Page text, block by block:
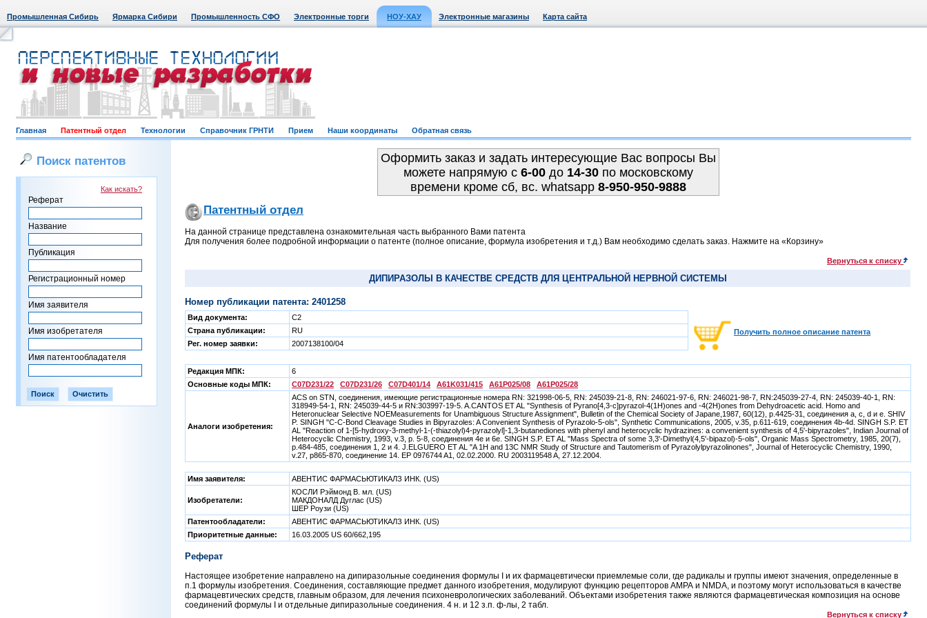
Промышленная Сибирь Ярмарка Сибири Промышленность СФО Электронные торги НОУ-ХАУ Электронные магазины Карта сайта
Главная Патентный отдел Технологии Справочник ГРНТИ Прием Наши координаты Обратная связь
Поиск патентов
Как искать?
Реферат
Название
Публикация
Регистрационный номер
Имя заявителя
Имя изобретателя
Имя патентообладателя
Оформить заказ и задать интересующие Вас вопросы Вы
можете напрямую c 6-00до 14-30по московскому
времени кроме сб, вс. whatsapp 8-950-950-9888
Патентный отдел
На данной странице представлена ознакомительная часть выбранного Вами патента
Для получения более подробной информации о патенте (полное описание, формула изобретения и т.д.) Вам необходимо сделать заказ. Нажмите на «Корзину»
Вернуться к списку
ДИПИРАЗОЛЫ В КАЧЕСТВЕ СРЕДСТВ ДЛЯ ЦЕНТРАЛЬНОЙ НЕРВНОЙ СИСТЕМЫ
Номер публикации патента: 2401258
Вид документа:
C2
Страна публикации:
RU
Рег. номер заявки:
2007138100/04
Получить полное описание патента
Редакция МПК:
6
Основные коды МПК:
C07D231/22 C07D231/26 C07D401/14 A61K031/415 A61P025/08 A61P025/28
Аналоги изобретения:
ACS on STN, соединения, имеющие регистрационные номера RN: 321998-06-5, RN: 245039-21-8, RN: 246021-97-6, RN: 246021-98-7, RN:245039-27-4, RN: 245039-40-1, RN:
318949-54-1, RN: 245039-44-5 и RN:303997-19-5. A.CANTOS ET AL "Synthesis of Pyrano[4,3-c]pyrazol-4(1H)ones and -4(2H)ones from Dehydroacetic acid. Homo and
Heteronuclear Selective NOEMeasurements for Unambiguous Structure Assignment", Bulletin of the Chemical Society of Japane,1987, 60(12), p.4425-31, соединения а, с, d и е. SHIV
P. SINGH "C-C-Bond Cleavage Studies in Bipyrazoles: A Convenient Synthesis of Pyrazolo-5-ols", Synthetic Communications, 2005, v.35, p.611-619, соединения 4b-4d. SINGH S.P. ET
AL "Reaction of 1-[5-hydroxy-3-methyl-1-(-thiazolyl)4-pyrazolyl]-1,3-butanediones with phenyl and heterocyclic hydrazines: a convenient synthesis of 4,5'-bipyrazoles", Indian Journal of
Heterocyclic Chemistry, 1993, v.3, p. 5-8, соединения 4е и 6е. SINGH S.P. ET AL "Mass Spectra of some 3,3'-Dimethyl(4,5'-bipazol)-5-ols", Organic Mass Spectrometry, 1985, 20(7),
p.484-485, соединения 1, 2 и 4. J.ELGUERO ET AL "A 1H and 13C NMR Study of Structure and Tautomerism of Pyrazolylpyrazolinones", Journal of Heterocyclic Chemistry, 1990,
v.27, p865-870, соединение 14. EP 0976744 A1, 02.02.2000. RU 2003119548 A, 27.12.2004.
Имя заявителя: АВЕНТИС ФАРМАСЬЮТИКАЛЗ ИНК. (US)
Изобретатели:
КОСЛИ Рэймонд В. мл. (US)
МАКДОНАЛД Дуглас (US)
ШЕР Роузи (US)
Патентообладатели:
АВЕНТИС ФАРМАСЬЮТИКАЛЗ ИНК. (US)
Приоритетные данные:
16.03.2005 US 60/662,195
Реферат
Настоящее изобретение направлено на дипиразольные соединения формулы I и их фармацевтически приемлемые соли, где радикалы и группы имеют значения, определенные в
п.1 формулы изобретения. Соединения, составляющие предмет данного изобретения, модулируют функцию рецепторов АМРА и NMDA, и поэтому могут использоваться в качестве
фармацевтических средств, главным образом, для лечения психоневрологических заболеваний. Объектами изобретения также являются фармацевтическая композиция на основе
соединений формулы I и отдельные дипиразольные соединения. 4 н. и 12 з.п. ф-лы, 2 табл.
Вернуться к списку